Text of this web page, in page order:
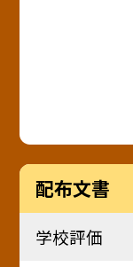
配布文書
学校評価